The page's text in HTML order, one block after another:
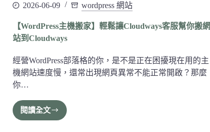
2026-06-09 wordpress 網站
【WordPress主機搬家】輕鬆讓Cloudways客服幫你搬網
站到Cloudways
經營WordPress部落格的你，是不是正在困擾現在用的主
機網站速度慢，還常出現網頁異常不能正常開啟？那麼
你…
閱讀全文